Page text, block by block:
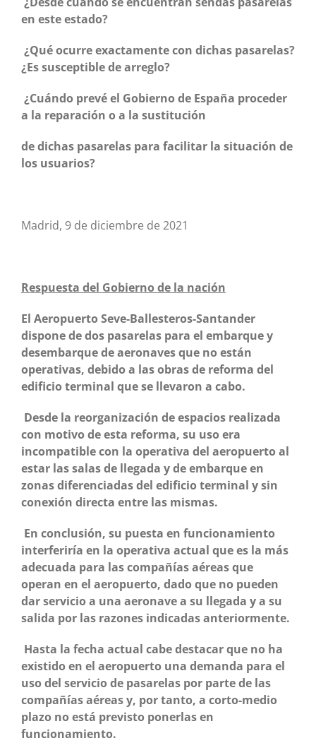
en este estado?
¿Quéocurre exactamente con dichas pasarelas?
¿Es susceptible de arreglo?
¿Cuándo prevéel Gobierno de España proceder
a la reparación o a la sustitución
de dichas pasarelas para facilitar la situación de
los usuarios?
Madrid, 9 de diciembre de 2021
Respuesta del Gobierno de la nación
El Aeropuerto Seve-Ballesteros-Santander
dispone de dos pasarelas para el embarque y
desembarque de aeronaves que no están
operativas, debido a las obras de reforma del
edificio terminal que se llevaron a cabo.
Desde la reorganización de espacios realizada
con motivo de esta reforma, su uso era
incompatible con la operativa del aeropuerto al
estar las salas de llegada y de embarque en
zonas diferenciadas del edificio terminal y sin
conexión directa entre las mismas.
En conclusión, su puesta en funcionamiento
interferiría en la operativa actual que es la más
adecuada para las compañías aéreas que
operan en el aeropuerto, dado que no pueden
dar servicio a una aeronave a su llegada y a su
salida por las razones indicadas anteriormente.
Hasta la fecha actual cabe destacar que no ha
existido en el aeropuerto una demanda para el
uso del servicio de pasarelas por parte de las
compañías aéreas y, por tanto, a corto-medio
plazo no está previsto ponerlas en
funcionamiento.